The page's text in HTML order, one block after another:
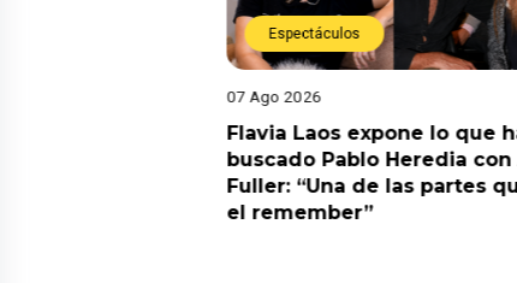
Espectáculos
07 Ago 2026
Flavia Laos expone lo que
buscado Pablo Heredia con
Fuller: “Una de las partes
el remember”